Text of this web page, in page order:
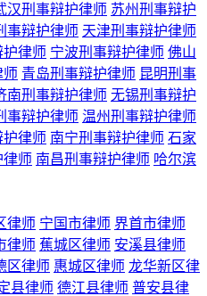
汉刑事辩护律师 苏州刑事辩护
事辩护律师 天津刑事辩护律师
护律师 宁波刑事辩护律师 佛山
师 青岛刑事辩护律师 昆明刑事
南刑事辩护律师 无锡刑事辩护
事辩护律师 温州刑事辩护律师
律师 南宁刑事辩护律师 石家
律师 南昌刑事辩护律师 哈尔滨
律师 宁国市律师 界首市律师
律师 蕉城区律师 安溪县律师
区律师 惠城区律师 龙华新区律
县律师 德江县律师 普安县律